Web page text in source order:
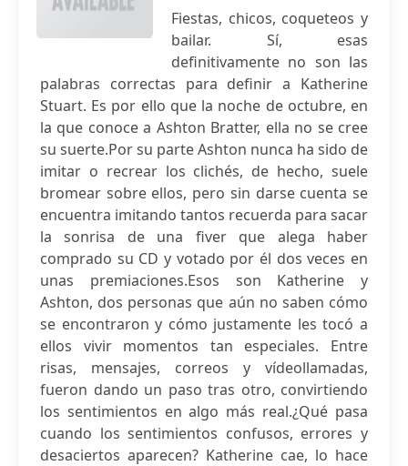
Fiestas, chicos, coqueteos y
bailar. Sí, esas
definitivamente no son las
palabras correctas para definir a Katherine
Stuart. Es por ello que la noche de octubre, en
la que conoce a Ashton Bratter, ella no se cree
su suerte.Por su parte Ashton nunca ha sido de
imitar o recrear los clichés, de hecho, suele
bromear sobre ellos, pero sin darse cuenta se
encuentra imitando tantos recuerda para sacar
la sonrisa de una fiver que alega haber
comprado su CD y votado por él dos veces en
unas premiaciones.Esos son Katherine y
Ashton, dos personas que aún no saben cómo
se encontraron y cómo justamente les tocó a
ellos vivir momentos tan especiales. Entre
risas, mensajes, correos y vídeollamadas,
fueron dando un paso tras otro, convirtiendo
los sentimientos en algo más real.¿Qué pasa
cuando los sentimientos confusos, errores y
desaciertos aparecen? Katherine cae, lo hace